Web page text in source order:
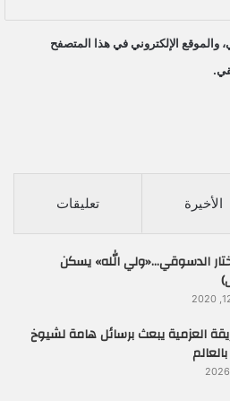
والموقع الإلكتروني في هذا المتصفح
الأخيرة تعليقات
الدسوقي…«ولي الله» يسكن
العزمية يبعث برسائل هامة لشيوخ